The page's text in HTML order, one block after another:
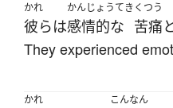
かれ
彼らは
かんじょうてき
感情的な
くつう
苦痛
They experienced
かれ
こんなん